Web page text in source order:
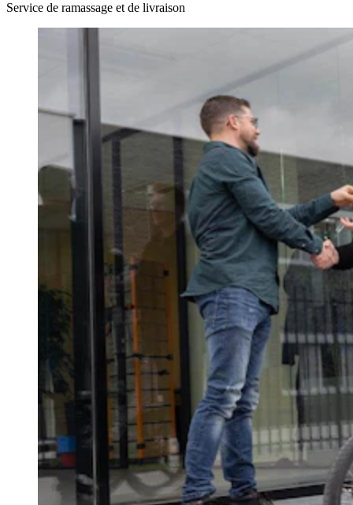
Service de ramassage et de livraison